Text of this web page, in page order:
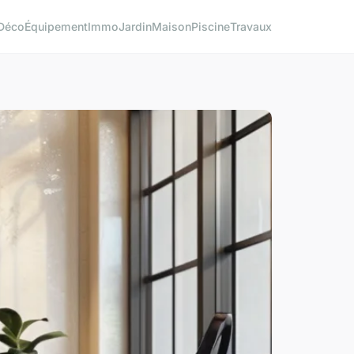
ÉquipementImmoJardinMaisonPiscineTravaux